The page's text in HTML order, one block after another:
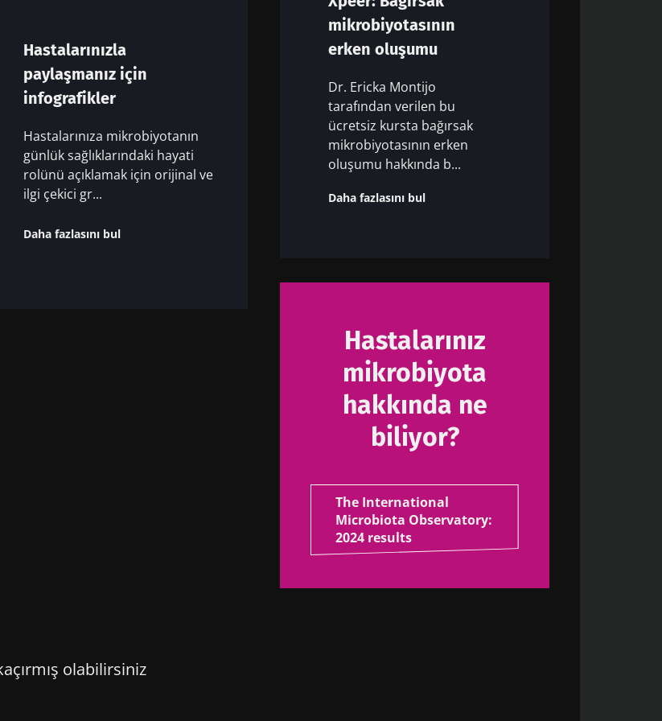
Hastalarınızla
paylaşmanız için
infografikler
Hastalarınıza mikrobiyotanın
günlük sağlıklarındaki hayati
rolünü açıklamak için orijinal ve
ilgi çekici gr...
Daha fazlasını bul
mikrobiyotasının
erken oluşumu
Dr. Ericka Montijo
tarafından verilen bu
ücretsiz kursta bağırsak
mikrobiyotasının erken
oluşumu hakkında b...
Daha fazlasını bul
Hastalarınız
mikrobiyota
hakkında ne
biliyor?
The International
Microbiota Observatory:
2024 results
olabilirsiniz